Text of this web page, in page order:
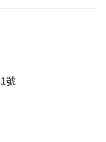
號